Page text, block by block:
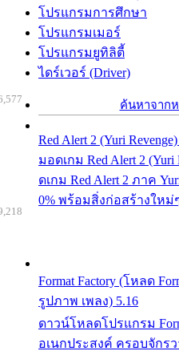
โปรแกรมการศึกษา
โปรแกรมเมอร์
โปรแกรมยูทิลิตี้
ไดร์เวอร์ (Driver)
ค้นหาจาก
Red Alert 2 (Yuri
มอดเกม Red Alert 2 (Yuri
ดเกม Red Alert 2 ภาค
0% พร้อมสิ่งก่อสร้างให
Format Factory (โหลด
รูปภาพ เพลง) 5.16
ดาวน์โหลดโปรแกรม
อเนกประสงค์ ครอบจักร